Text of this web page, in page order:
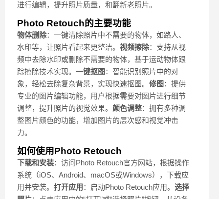
进行编辑，提升照片质量，和翻新老照片。
Photo Retouch的主要功能
物体删除：一键清除照片中不需要的物体，如路人、
水印等，让照片看起来更整洁。 视频擦除：支持从视
频中去除水印或删除不需要的物体，基于运动物体跟
踪擦除技术实现。 一键抠图 ：智能识别照片中的对
象，轻松去除复杂背景，实现快速抠图。 修图 ：提供
专业的图片编辑功能，用户根据需要对图片进行细节
调整，提升照片的视觉效果。 颜色调整：拥有多种调
整图片颜色的功能，增加图片的层次感和视觉冲击
力。
如何使用Photo Retouch
下载和安装：访问Photo Retouch官方网站，根据操作
系统（iOS、Android、macOS或Windows），下载应
用并安装。 打开应用 ：启动Photo Retouch应用。 选择